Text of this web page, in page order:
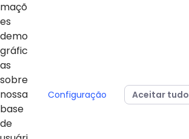
04/08/2026
dois vice-campeonatos
mundiais no MOS
maçõ
es
demo
gráfic
as
sobre
nossa
base
de
Configuração Aceitar tudo